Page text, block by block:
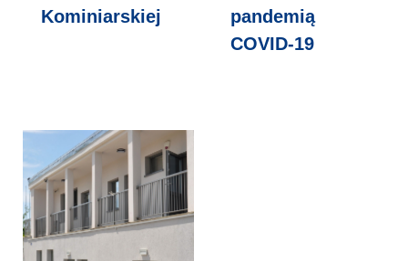
Kominiarskiej
pandemią
COVID-19